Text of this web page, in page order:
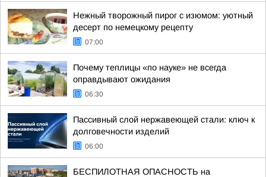
Нежный творожный пирог с изюмом: уютный
десерт по немецкому рецепту
07:00
Почему теплицы «по науке» не всегда
оправдывают ожидания
06:30
Пассивный слой нержавеющей стали: ключ к
долговечности изделий
06:00
БЕСПИЛОТНАЯ ОПАСНОСТЬ на